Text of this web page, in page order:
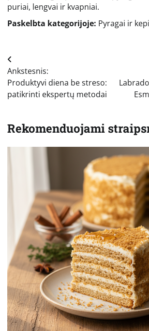
puriai, lengvai ir kvapniai.
Paskelbta kategorijoje: Pyragai ir
Navigacija
tarp
įrašų
Ankstesnis:
Produktyvi diena be streso:
patikrinti ekspertų metodai
Rekomenduojami